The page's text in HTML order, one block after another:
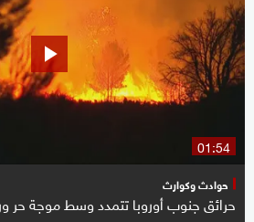
01:54
حوادث وكوارث
حرائق جنوب أوروبا تتمدد وسط موجة حر